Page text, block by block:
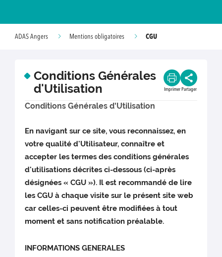
ADAS Angers Mentions obligatoires CGU
Conditions Générales
d'Utilisation
Imprimer Partager
Conditions Générales d'Utilisation
En navigant sur ce site, vous reconnaissez, en
votre qualité d'Utilisateur, connaître et
accepter les termes des conditions générales
d'utilisations décrites ci-dessous (ci-après
désignées « CGU »). Il est recommandé de lire
les CGU à chaque visite sur le présent site web
car celles-ci peuvent être modifiées à tout
moment et sans notification préalable.
INFORMATIONS GENERALES